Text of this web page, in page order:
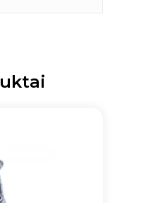
produktų.